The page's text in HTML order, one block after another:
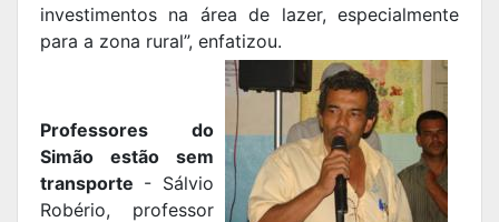
investimentos na área de lazer, especialmente
para a zona rural”, enfatizou.
Professores do
Simão estão sem
transporte - Sálvio
Robério, professor